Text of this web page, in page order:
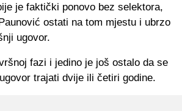
je faktički ponovo bez selektora,
ostati na tom mjestu i ubrzo
ugovor.
fazi i jedino je još ostalo da se
trajati dvije ili četiri godine.